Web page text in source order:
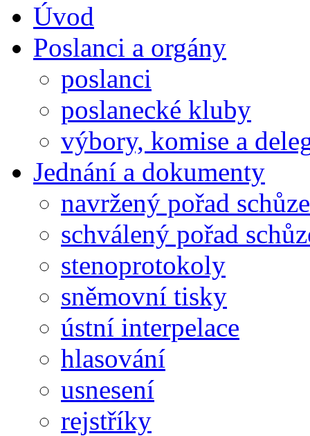
Úvod
Poslanci a orgány
poslanci
poslanecké kluby
výbory, komise a
Jednání a dokumenty
navržený pořad schůze
schválený pořad
stenoprotokoly
sněmovní tisky
ústní interpelace
hlasování
usnesení
rejstříky